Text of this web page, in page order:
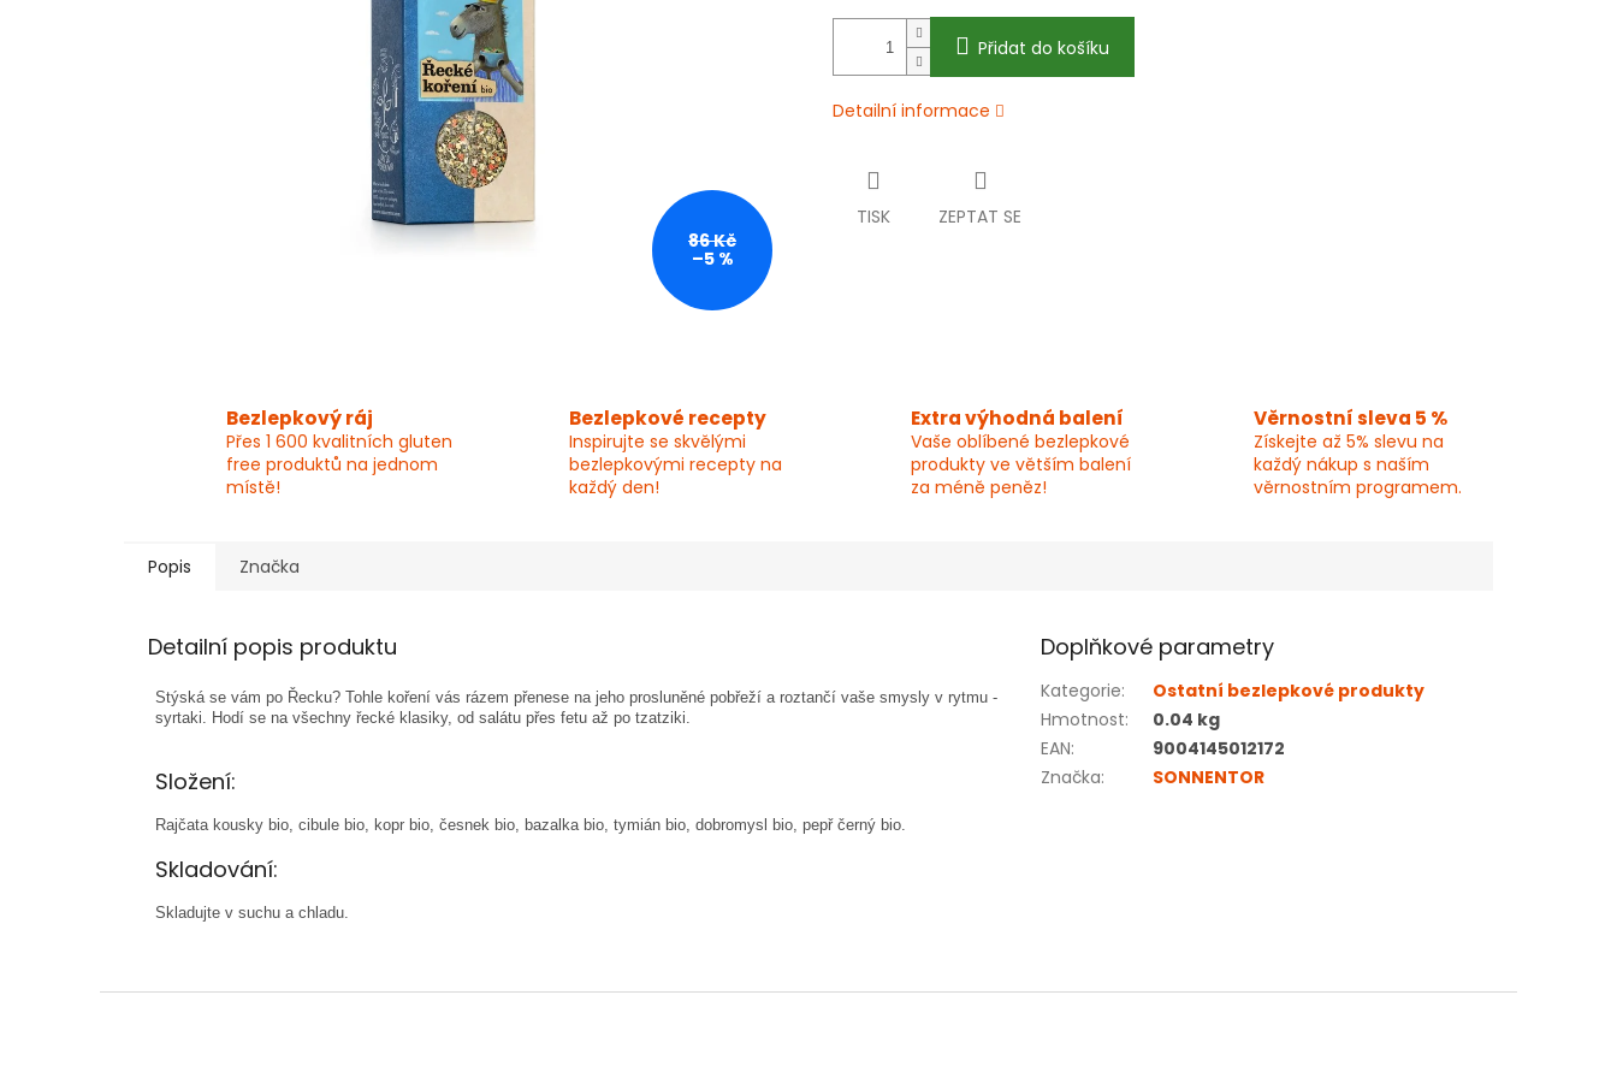
86 Kč
–5 %
Přidat do košíku
Detailní informace
TISK ZEPTAT SE
Bezlepkový ráj
Přes 1 600 kvalitních gluten
free produktů na jednom
místě!
Bezlepkové recepty
Inspirujte se skvělými
bezlepkovými recepty na
každý den!
Extra výhodná balení
Vaše oblíbené bezlepkové
produkty ve větším balení
za méně peněz!
Věrnostní sleva 5 %
Získejte až 5% slevu na
každý nákup s naším
věrnostním programem.
Popis Značka
Detailní popis produktu
Stýská se vám po Řecku? Tohle koření vás rázem přenese na jeho prosluněné pobřeží a roztančí vaše smysly v rytmu -
syrtaki. Hodí se na všechny řecké klasiky, od salátu přes fetu až po tzatziki.
Složení:
Rajčata kousky bio, cibule bio, kopr bio, česnek bio, bazalka bio, tymián bio, dobromysl bio, pepř černý bio.
Skladování:
Skladujte v suchu a chladu.
Doplňkové parametry
Kategorie:
Ostatní bezlepkové produkty
Hmotnost:
0.04 kg
EAN:
9004145012172
Značka: SONNENTOR